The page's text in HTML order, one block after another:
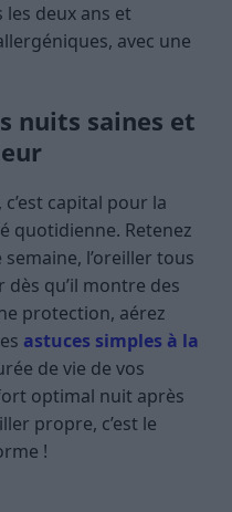
deux ans et
avec une
nuits saines et
capital pour la
quotidienne. Retenez
l’oreiller tous
dès qu’il montre des
protection, aérez
astuces simples à la
de vie de vos
optimal nuit après
propre, c’est le
!